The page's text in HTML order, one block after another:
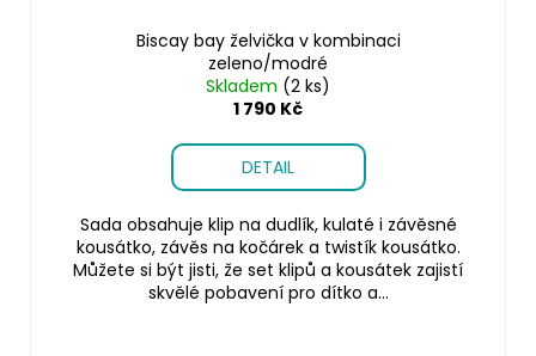
Biscay bay želvička v kombinaci
zeleno/modré
Skladem (2 ks)
1 790 Kč
DETAIL
Sada obsahuje klip na dudlík, kulaté i závěsné
kousátko, závěs na kočárek a twistík kousátko.
Můžete si být jisti, že set klipů a kousátek zajistí
skvělé pobavení pro dítko a...